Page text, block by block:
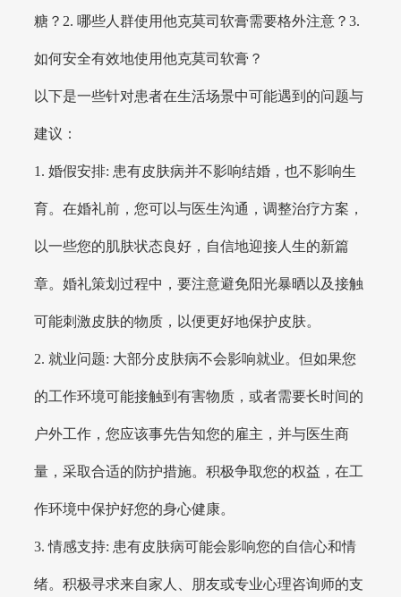
糖？2. 哪些人群使用他克莫司软膏需要格外注意？3.
如何安全有效地使用他克莫司软膏？
以下是一些针对患者在生活场景中可能遇到的问题与
建议：
1. 婚假安排: 患有皮肤病并不影响结婚，也不影响生
育。在婚礼前，您可以与医生沟通，调整治疗方案，
以一些您的肌肤状态良好，自信地迎接人生的新篇
章。婚礼策划过程中，要注意避免阳光暴晒以及接触
可能刺激皮肤的物质，以便更好地保护皮肤。
2. 就业问题: 大部分皮肤病不会影响就业。但如果您
的工作环境可能接触到有害物质，或者需要长时间的
户外工作，您应该事先告知您的雇主，并与医生商
量，采取合适的防护措施。积极争取您的权益，在工
作环境中保护好您的身心健康。
3. 情感支持: 患有皮肤病可能会影响您的自信心和情
绪。积极寻求来自家人、朋友或专业心理咨询师的支